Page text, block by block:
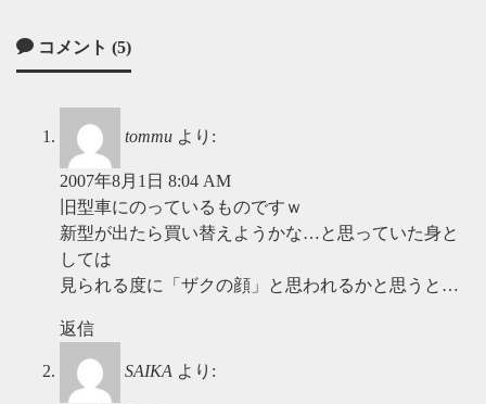
コメント (5)
tommu より:
2007年8月1日 8:04 AM
旧型車にのっているものですｗ
新型が出たら買い替えようかな…と思っていた身と
しては
見られる度に「ザクの顔」と思われるかと思うと…
返信
SAIKA より: